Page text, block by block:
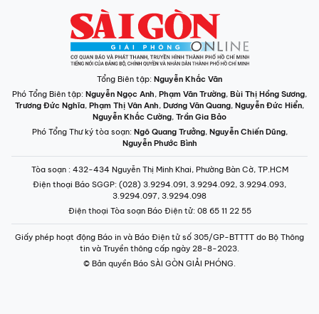
Tổng Biên tập: Nguyễn Khắc Văn
Phó Tổng Biên tập: Nguyễn Ngọc Anh, Phạm Văn Trường, Bùi Thị Hồng Sương,
Trương Đức Nghĩa, Phạm Thị Vân Anh, Dương Văn Quang, Nguyễn Đức Hiển,
Nguyễn Khắc Cường, Trần Gia Bảo
Phó Tổng Thư ký tòa soạn: Ngô Quang Trưởng, Nguyễn Chiến Dũng,
Nguyễn Phước Bình
Tòa soạn : 432-434 Nguyễn Thị Minh Khai, Phường Bàn Cờ, TP.HCM
Điện thoại Báo SGGP: (028) 3.9294.091, 3.9294.092, 3.9294.093,
3.9294.097, 3.9294.098
Điện thoại Tòa soạn Báo Điện tử: 08 65 11 22 55
Giấy phép hoạt động Báo in và Báo Điện tử số 305/GP-BTTTT do Bộ Thông
tin và Truyền thông cấp ngày 28-8-2023.
© Bản quyền Báo SÀI GÒN GIẢI PHÓNG.